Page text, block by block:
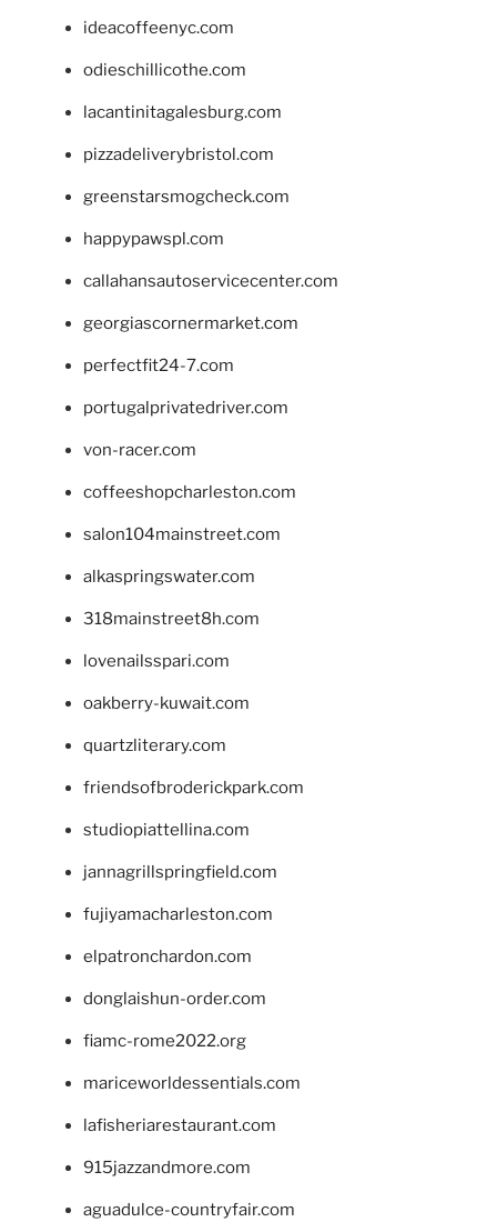
ideacoffeenyc.com
odieschillicothe.com
lacantinitagalesburg.com
pizzadeliverybristol.com
greenstarsmogcheck.com
happypawspl.com
callahansautoservicecenter.com
georgiascornermarket.com
perfectfit24-7.com
portugalprivatedriver.com
von-racer.com
coffeeshopcharleston.com
salon104mainstreet.com
alkaspringswater.com
318mainstreet8h.com
lovenailsspari.com
oakberry-kuwait.com
quartzliterary.com
friendsofbroderickpark.com
studiopiattellina.com
jannagrillspringfield.com
fujiyamacharleston.com
elpatronchardon.com
donglaishun-order.com
fiamc-rome2022.org
mariceworldessentials.com
lafisheriarestaurant.com
915jazzandmore.com
aguadulce-countryfair.com